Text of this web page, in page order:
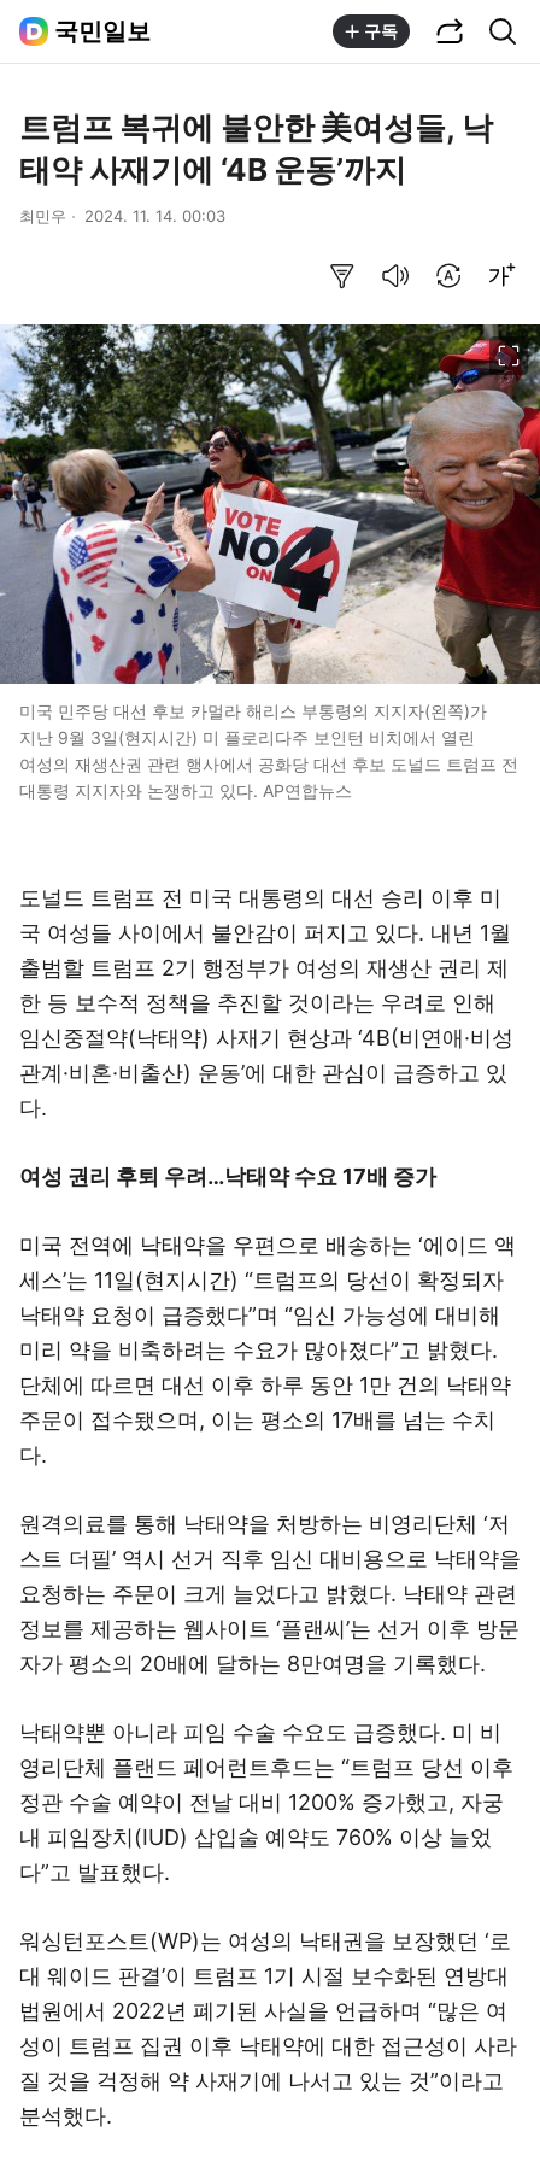
국민일보 구독
트럼프 복귀에 불안한 美여성들, 낙
태약 사재기에 ‘4B 운동’까지
최민우 2024. 11. 14. 00:03
미국 민주당 대선 후보 카멀라 해리스 부통령의 지지자(왼쪽)가
지난 9월 3일(현지시간) 미 플로리다주 보인턴 비치에서 열린
여성의 재생산권 관련 행사에서 공화당 대선 후보 도널드 트럼프 전
대통령 지지자와 논쟁하고 있다. AP연합뉴스
도널드 트럼프 전 미국 대통령의 대선 승리 이후 미
국 여성들 사이에서 불안감이 퍼지고 있다. 내년 1월
출범할 트럼프 2기 행정부가 여성의 재생산 권리 제
한 등 보수적 정책을 추진할 것이라는 우려로 인해
임신중절약(낙태약) 사재기 현상과 ‘4B(비연애·비성
관계·비혼·비출산) 운동’에 대한 관심이 급증하고 있
다.
여성 권리 후퇴 우려…낙태약 수요 17배 증가
미국 전역에 낙태약을 우편으로 배송하는 ‘에이드 액
세스’는 11일(현지시간) “트럼프의 당선이 확정되자
낙태약 요청이 급증했다”며 “임신 가능성에 대비해
미리 약을 비축하려는 수요가 많아졌다”고 밝혔다.
단체에 따르면 대선 이후 하루 동안 1만 건의 낙태약
주문이 접수됐으며, 이는 평소의 17배를 넘는 수치
다.
원격의료를 통해 낙태약을 처방하는 비영리단체 ‘저
스트 더필’ 역시 선거 직후 임신 대비용으로 낙태약을
요청하는 주문이 크게 늘었다고 밝혔다. 낙태약 관련
정보를 제공하는 웹사이트 ‘플랜씨’는 선거 이후 방문
자가 평소의 20배에 달하는 8만여명을 기록했다.
낙태약뿐 아니라 피임 수술 수요도 급증했다. 미 비
영리단체 플랜드 페어런트후드는 “트럼프 당선 이후
정관 수술 예약이 전날 대비 1200% 증가했고, 자궁
내 피임장치(IUD) 삽입술 예약도 760% 이상 늘었
다”고 발표했다.
워싱턴포스트(WP)는 여성의 낙태권을 보장했던 ‘로
대 웨이드 판결’이 트럼프 1기 시절 보수화된 연방대
법원에서 2022년 폐기된 사실을 언급하며 “많은 여
성이 트럼프 집권 이후 낙태약에 대한 접근성이 사라
질 것을 걱정해 약 사재기에 나서고 있는 것”이라고
분석했다.